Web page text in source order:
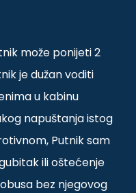
može ponijeti 2
je dužan voditi
u kabinu
napuštanja istog
Putnik sam
ili oštećenje
bez njegovog